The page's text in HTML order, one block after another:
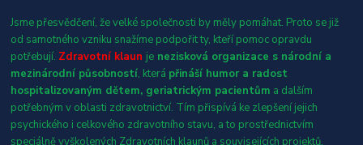
Jsme přesvědčení, že velké společnosti by měly pomáhat. Proto se již
od samotného vzniku snažíme podpořit ty, kteří pomoc opravdu
potřebují. Zdravotní klaun je nezisková organizace s národní a
mezinárodní působností, která přináší humor a radost
hospitalizovaným dětem, geriatrickým pacientům a dalším
potřebným v oblasti zdravotnictví. Tím přispívá ke zlepšení jejich
psychického i celkového zdravotního stavu, a to prostřednictvím
speciálně vyškolených Zdravotních klaunů a souvisejících projektů.